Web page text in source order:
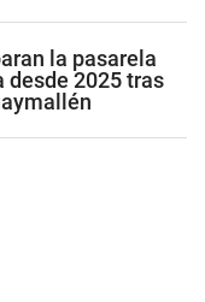
la pasarela
desde 2025 tras